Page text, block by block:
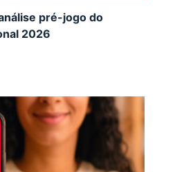
pré-jogo do
2026